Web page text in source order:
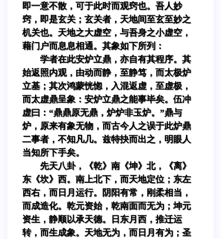
即一意不散，可于此时而观窍也。吾人妙
窍，即是玄关；玄关者，天地间至玄至妙之
机关也。天地之大虚空，与吾身之小虚空，
藉门户而息息相通。其象如下所列：
学者在此安炉立鼎，亦自有其程序。其
始返照内观，由动而静，至静笃，而太极炉
立基；其次鸿蒙恍惚，入混返虚，至虚极，
而太虚鼎呈象：安炉立鼎之能事毕矣。伍冲
虚曰：“鼎鼎原无鼎，炉炉非玉炉。”鼎与
炉，原来有象无物，而古今人之误于此炉鼎
二事者，不知凡几。兹特抉而出之，明眼人
当知所下手矣。
先天八卦，《乾》南《坤》北，《离》
东《坎》西。南上北下，而天地定位；东左
西右，而日月运行。阴阳有常，刚柔相当，
而成造化。乾元资始，乾南面而无为；坤元
资生，静顺以承天德。日东月西，推迁运
转，而生成象。天地无为，而日月有为；圣